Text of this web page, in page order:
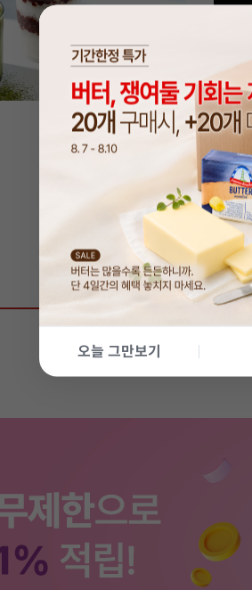
오늘 그만보기
버터
더 좋
상품 리뷰0